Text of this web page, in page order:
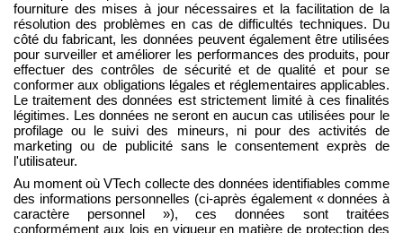
fourniture des mises à jour nécessaires et la facilitation de la
résolution des problèmes en cas de difficultés techniques. Du
côté du fabricant, les données peuvent également être utilisées
pour surveiller et améliorer les performances des produits, pour
effectuer des contrôles de sécurité et de qualité et pour se
conformer aux obligations légales et réglementaires applicables.
Le traitement des données est strictement limité à ces finalités
légitimes. Les données ne seront en aucun cas utilisées pour le
profilage ou le suivi des mineurs, ni pour des activités de
marketing ou de publicité sans le consentement exprès de
l'utilisateur.
Au moment où VTech collecte des données identifiables comme
des informations personnelles (ci-après également « données à
caractère personnel »), ces données sont traitées
conformément aux lois en vigueur en matière de protection des